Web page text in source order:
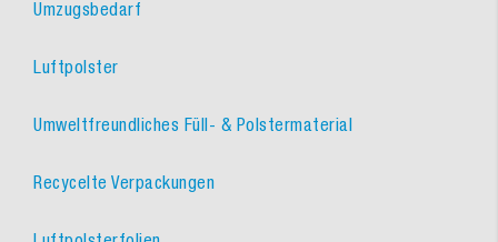
Umzugsbedarf
Luftpolster
Umweltfreundliches Füll- & Polstermaterial
Recycelte Verpackungen